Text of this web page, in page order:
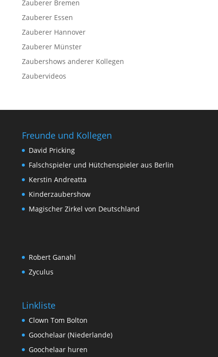
Zauberer Bremen
Zauberer Essen
Zauberer Hannover
Zauberer Münster
Zaubershows anderer Kollegen
Zaubervideos
Freunde und Kollegen
David Pricking
Falschspieler und Hütchenspieler aus Berlin
Kerstin Andreatta
Kinderzaubershow
Magischer Zirkel von Deutschland
Robert Ganahl
Zyculus
Linkliste
Clown Tom Bolton
Goochelaar (Niederlande)
Goochelaar huren